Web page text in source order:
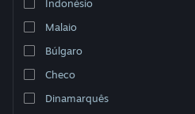
Indonésio
Malaio
Búlgaro
Checo
Dinamarquês